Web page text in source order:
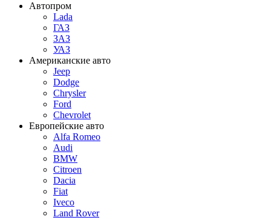
Автопром
Lada
ГАЗ
ЗАЗ
УАЗ
Американские авто
Jeep
Dodge
Chrysler
Ford
Chevrolet
Европейские авто
Alfa Romeo
Audi
BMW
Citroen
Dacia
Fiat
Iveco
Land Rover